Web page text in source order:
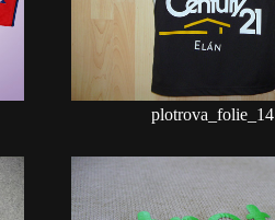
plotrova_folie_14